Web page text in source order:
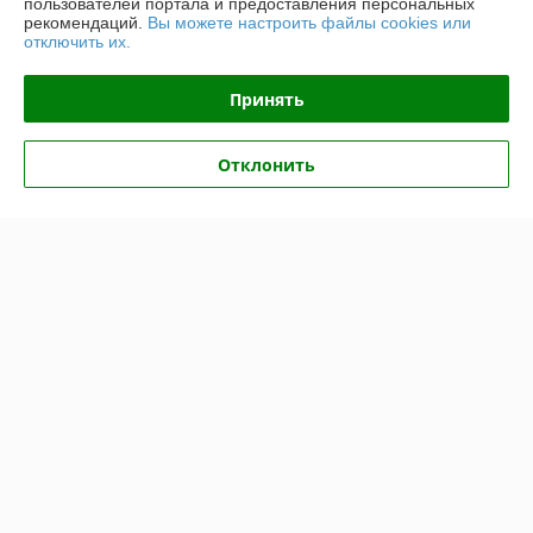
Контакты
рекомендаций. Вы можете настроить файлы cookies или
отключить их.
Принять
Отклонить